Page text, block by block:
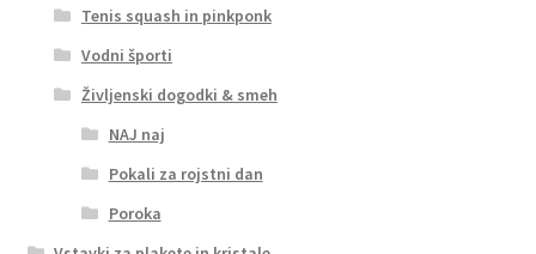
Tenis squash in pinkponk
Vodni športi
Življenski dogodki & smeh
NAJ naj
Pokali za rojstni dan
Poroka